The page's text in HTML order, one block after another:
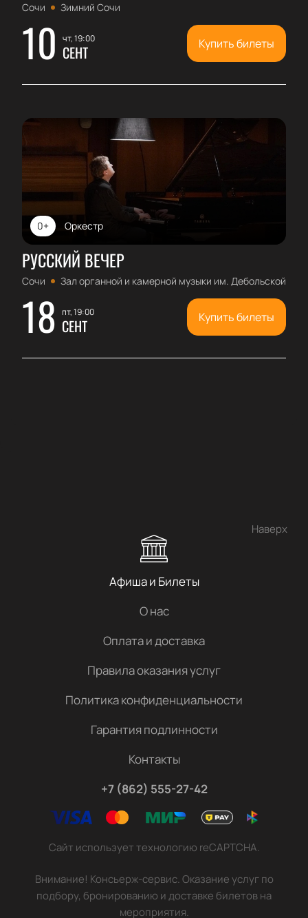
Сочи Зимний Сочи
10 чт, 19:00
СЕНТ Купить билеты
Оркестр
0+
РУССКИЙ ВЕЧЕР
Сочи Зал органной и камерной музыки им. Дебольской
18 пт, 19:00
СЕНТ Купить билеты
Наверх
Афиша и Билеты
О нас
Оплата и доставка
Правила оказания услуг
Политика конфиденциальности
Гарантия подлинности
Контакты
+7 (862) 555-27-42
Сайт использует технологию reCAPTCHA.
Внимание! Консьерж-сервис. Оказание услуг по
подбору, бронированию и доставке билетов на
мероприятия.